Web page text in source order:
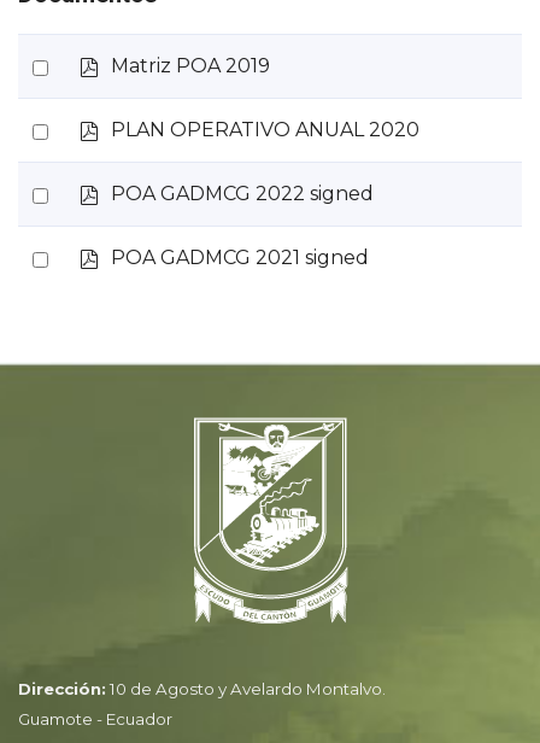
Select
an
item
pMatriz POA 2019
Select
an
item
pPLAN OPERATIVO ANUAL 2020
Select
an
item
pPOA GADMCG 2022 signed
Select
pPOA GADMCG 2021 signed
Dirección: 10 de Agosto y Avelardo Montalvo.
Guamote - Ecuador